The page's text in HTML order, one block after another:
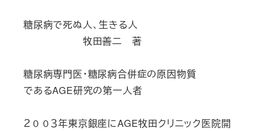
糖尿病で死ぬ人、生きる人
牧田善二 著
糖尿病専門医・糖尿病合併症の原因物質
であるAGE研究の第一人者
２００３年東京銀座にAGE牧田クリニック医院開